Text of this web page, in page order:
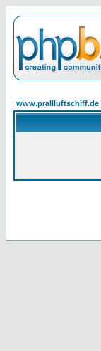
www.prallluftschiff.de